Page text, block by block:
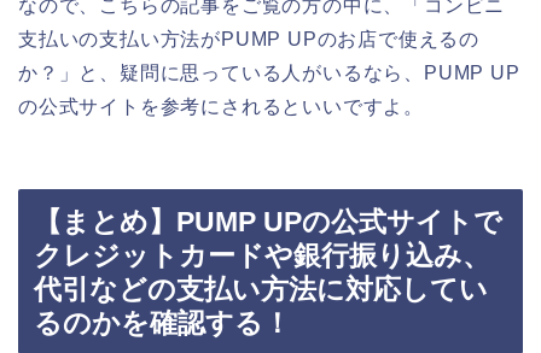
なので、こちらの記事をご覧の方の中に、「コンビニ
支払いの支払い方法がPUMP UPのお店で使えるの
か？」と、疑問に思っている人がいるなら、PUMP UP
の公式サイトを参考にされるといいですよ。
【まとめ】PUMP UPの公式サイトで
クレジットカードや銀行振り込み、
代引などの支払い方法に対応してい
るのかを確認する！